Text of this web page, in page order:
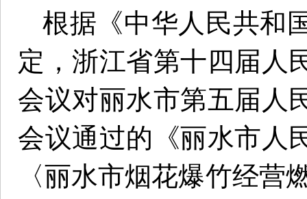
根据《中华人民共和
定，浙江省第十四届人
会议对丽水市第五届人
会议通过的《丽水市人
〈丽水市烟花爆竹经营